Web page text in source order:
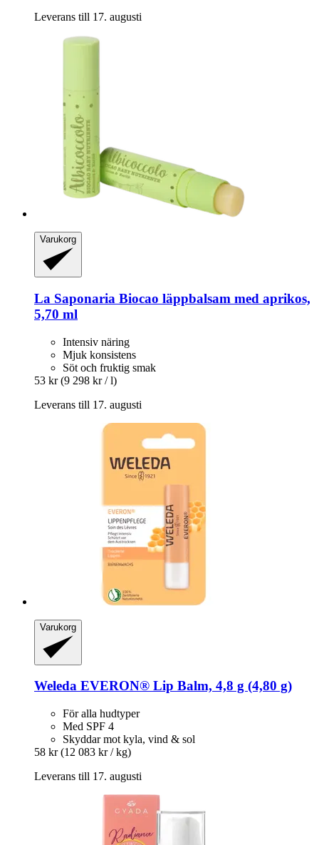
Leverans till 17. augusti
Varukorg
La Saponaria Biocao läppbalsam med aprikos,
5,70 ml
Intensiv näring
Mjuk konsistens
Söt och fruktig smak
53 kr (9 298 kr / l)
Leverans till 17. augusti
Varukorg
Weleda EVERON® Lip Balm, 4,8 g (4,80 g)
För alla hudtyper
Med SPF 4
Skyddar mot kyla, vind & sol
58 kr (12 083 kr / kg)
Leverans till 17. augusti